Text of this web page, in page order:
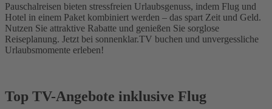
Pauschalreisen bieten stressfreien Urlaubsgenuss, indem Flug und
Hotel in einem Paket kombiniert werden – das spart Zeit und Geld.
Nutzen Sie attraktive Rabatte und genießen Sie sorglose
Reiseplanung. Jetzt bei sonnenklar.TV buchen und unvergessliche
Urlaubsmomente erleben!
Top TV-Angebote inklusive Flug